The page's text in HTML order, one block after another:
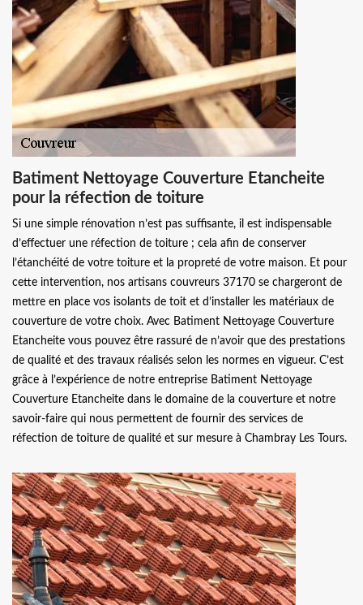
Batiment Nettoyage Couverture Etancheite
pour la réfection de toiture
Si une simple rénovation n’est pas suffisante, il est indispensable
d’effectuer une réfection de toiture ; cela afin de conserver
l’étanchéité de votre toiture et la propreté de votre maison. Et pour
cette intervention, nos artisans couvreurs 37170 se chargeront de
mettre en place vos isolants de toit et d’installer les matériaux de
couverture de votre choix. Avec Batiment Nettoyage Couverture
Etancheite vous pouvez être rassuré de n’avoir que des prestations
de qualité et des travaux réalisés selon les normes en vigueur. C’est
grâce à l’expérience de notre entreprise Batiment Nettoyage
Couverture Etancheite dans le domaine de la couverture et notre
savoir-faire qui nous permettent de fournir des services de
réfection de toiture de qualité et sur mesure à Chambray Les Tours.